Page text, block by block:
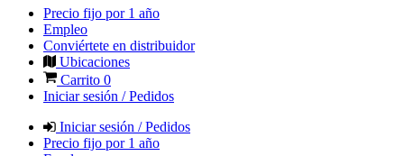
Precio fijo por 1 año
Empleo
Conviértete en distribuidor
Ubicaciones
Carrito 0
Iniciar sesión / Pedidos
Iniciar sesión / Pedidos
Precio fijo por 1 año